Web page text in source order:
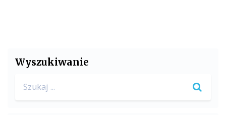
Wyszukiwanie
for: